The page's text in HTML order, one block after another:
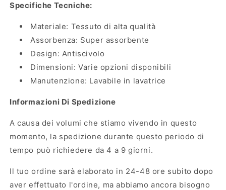
Specifiche Tecniche:
Materiale: Tessuto di alta qualità
Assorbenza: Super assorbente
Design: Antiscivolo
Dimensioni: Varie opzioni disponibili
Manutenzione: Lavabile in lavatrice
Informazioni Di Spedizione
A causa dei volumi che stiamo vivendo in questo
momento, la spedizione durante questo periodo di
tempo può richiedere da 4 a 9 giorni.
Il tuo ordine sarà elaborato in 24-48 ore subito dopo
aver effettuato l'ordine, ma abbiamo ancora bisogno